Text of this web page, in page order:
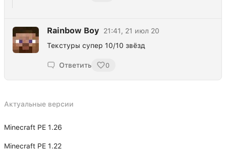
Rainbow Boy
21:41, 21 июл 20
Текстуры супер 10/10 звёзд
Ответить 0
Актуальные версии
Minecraft PE 1.26
Minecraft PE 1.22